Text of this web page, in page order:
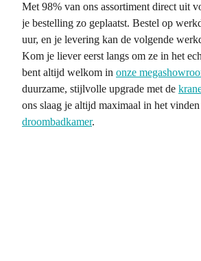
Met 98% van ons assortiment direct uit
je bestelling zo geplaatst. Bestel op
uur, en je levering kan de volgende
Kom je liever eerst langs om ze in het
bent altijd welkom in onze
duurzame, stijlvolle upgrade met de
ons slaag je altijd maximaal in het
droombadkamer.